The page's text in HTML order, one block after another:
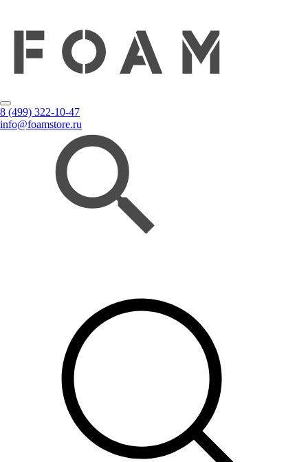
8 (499) 322-10-47
info@foamstore.ru